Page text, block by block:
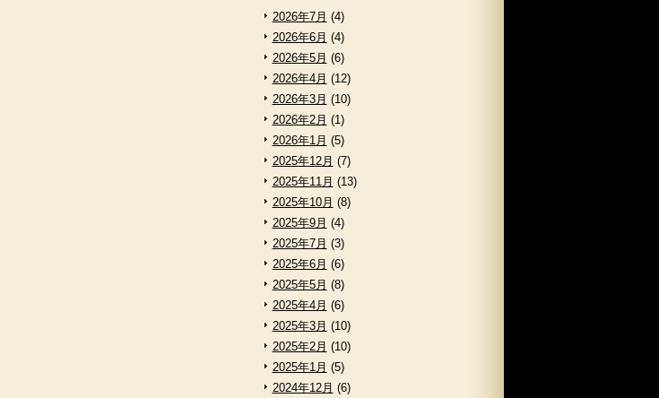
2026年7月 (4)
2026年6月 (4)
2026年5月 (6)
2026年4月 (12)
2026年3月 (10)
2026年2月 (1)
2026年1月 (5)
2025年12月 (7)
2025年11月 (13)
2025年10月 (8)
2025年9月 (4)
2025年7月 (3)
2025年6月 (6)
2025年5月 (8)
2025年4月 (6)
2025年3月 (10)
2025年2月 (10)
2025年1月 (5)
2024年12月 (6)